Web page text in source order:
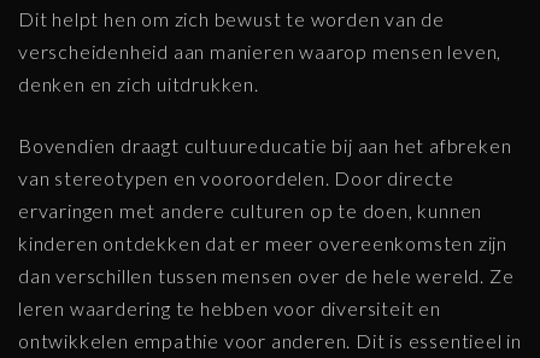
Dit helpt hen om zich bewust te worden van de
verscheidenheid aan manieren waarop mensen leven,
denken en zich uitdrukken.
Bovendien draagt cultuureducatie bij aan het afbreken
van stereotypen en vooroordelen. Door directe
ervaringen met andere culturen op te doen, kunnen
kinderen ontdekken dat er meer overeenkomsten zijn
dan verschillen tussen mensen over de hele wereld. Ze
leren waardering te hebben voor diversiteit en
ontwikkelen empathie voor anderen. Dit is essentieel in